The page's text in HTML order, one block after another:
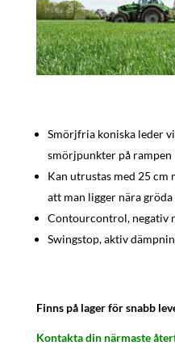
Smörjfria koniska leder
smörjpunkter på rampen
Kan utrustas med 25 cm
att man ligger nära
Contourcontrol, negativ
Swingstop, aktiv
Finns på lager för snabb
Kontakta din närmaste